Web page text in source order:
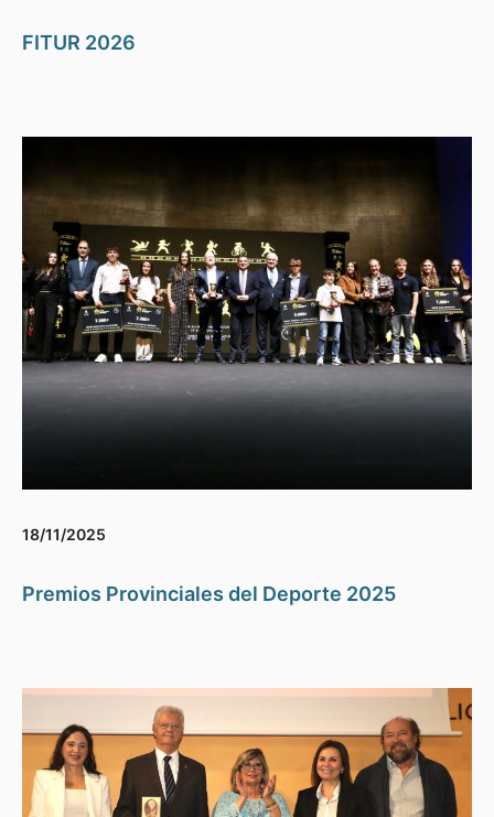
FITUR 2026
18/11/2025
Premios Provinciales del Deporte 2025